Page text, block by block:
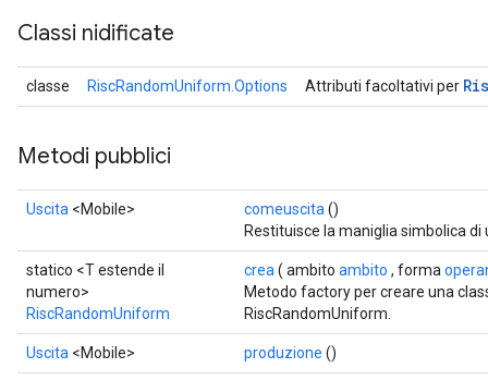
Classi nidificate
classe RiscRandomUniform.Options Attributi facoltativi per
Metodi pubblici
Uscita <Mobile> comeuscita ()
Restituisce la maniglia simbolica di
statico <T estende il
numero>
RiscRandomUniform
crea ( ambito ambito , forma
Metodo factory per creare una
RiscRandomUniform.
Uscita <Mobile> produzione ()